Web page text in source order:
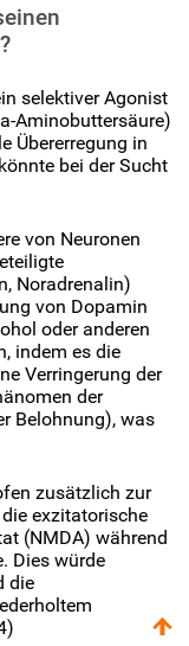
selektiver Agonist
Aminobuttersäure)
Übererregung in
bei der Sucht
von Neuronen
Noradrenalin)
von Dopamin
oder anderen
indem es die
Verringerung der
der
Belohnung), was
zusätzlich zur
exzitatorische
(NMDA) während
Dies würde
die